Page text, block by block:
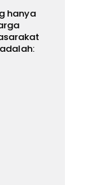
hanya